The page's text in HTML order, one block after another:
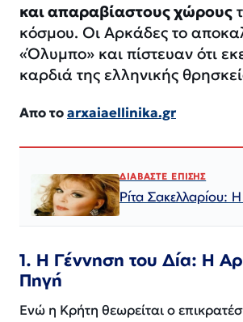
και απαραβίαστους χώρους
κόσμου. Οι Αρκάδες το
«Όλυμπο» και πίστευαν ότι
καρδιά της ελληνικής
Απο τοarxaiaellinika.gr
ΔΙΑΒΑΣΤΕ ΕΠΙΣΗΣ
Ρίτα Σακελλαρίου:
1. Η Γέννηση του Δία: Η
Πηγή
Ενώ η Κρήτη θεωρείται ο